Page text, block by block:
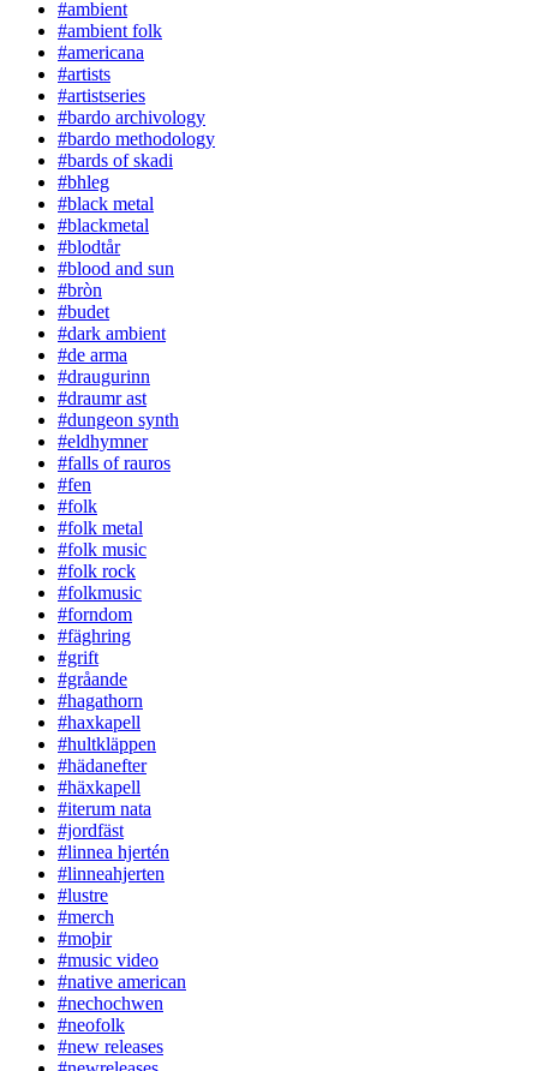
#ambient
#ambient folk
#americana
#artists
#artistseries
#bardo archivology
#bardo methodology
#bards of skadi
#bhleg
#black metal
#blackmetal
#blodtår
#blood and sun
#bròn
#budet
#dark ambient
#de arma
#draugurinn
#draumr ast
#dungeon synth
#eldhymner
#falls of rauros
#fen
#folk
#folk metal
#folk music
#folk rock
#folkmusic
#forndom
#fäghring
#grift
#gråande
#hagathorn
#haxkapell
#hultkläppen
#hädanefter
#häxkapell
#iterum nata
#jordfäst
#linnea hjertén
#linneahjerten
#lustre
#merch
#moþir
#music video
#native american
#nechochwen
#neofolk
#new releases